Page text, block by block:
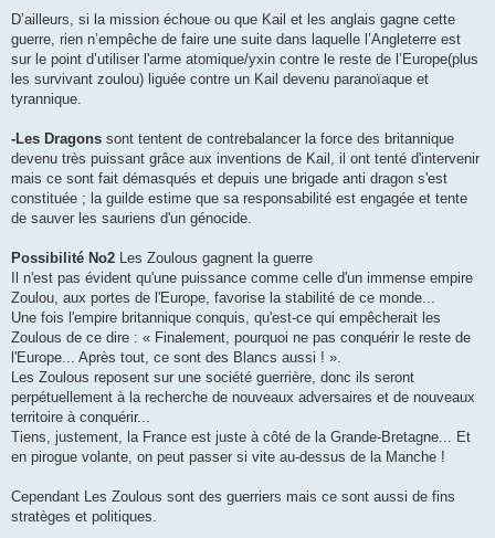
D’ailleurs, si la mission échoue ou que Kail et les anglais gagne cette
guerre, rien n’empêche de faire une suite dans laquelle l’Angleterre est
sur le point d’utiliser l'arme atomique/yxin contre le reste de l’Europe(plus
les survivant zoulou) liguée contre un Kail devenu paranoïaque et
tyrannique.
-Les Dragons sont tentent de contrebalancer la force des britannique
devenu très puissant grâce aux inventions de Kail, il ont tenté d'intervenir
mais ce sont fait démasqués et depuis une brigade anti dragon s'est
constituée ; la guilde estime que sa responsabilité est engagée et tente
de sauver les sauriens d'un génocide.
Possibilité No2 Les Zoulous gagnent la guerre
Il n'est pas évident qu'une puissance comme celle d'un immense empire
Zoulou, aux portes de l'Europe, favorise la stabilité de ce monde...
Une fois l'empire britannique conquis, qu'est-ce qui empêcherait les
Zoulous de ce dire : « Finalement, pourquoi ne pas conquérir le reste de
l'Europe... Après tout, ce sont des Blancs aussi ! ».
Les Zoulous reposent sur une société guerrière, donc ils seront
perpétuellement à la recherche de nouveaux adversaires et de nouveaux
territoire à conquérir...
Tiens, justement, la France est juste à côté de la Grande-Bretagne... Et
en pirogue volante, on peut passer si vite au-dessus de la Manche !
Cependant Les Zoulous sont des guerriers mais ce sont aussi de fins
stratèges et politiques.